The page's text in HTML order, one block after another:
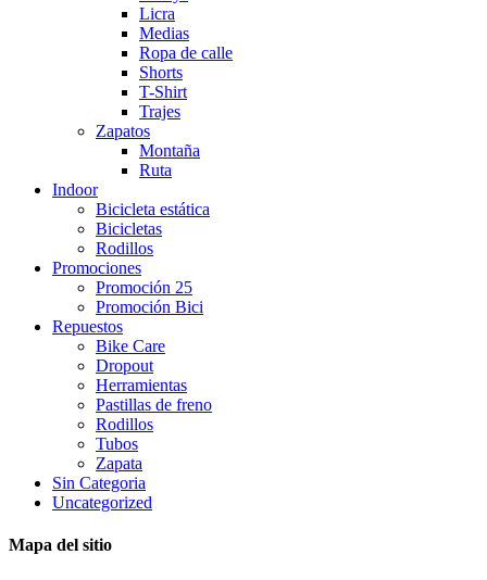
Licra
Medias
Ropa de calle
Shorts
T-Shirt
Trajes
Zapatos
Montaña
Ruta
Indoor
Bicicleta estática
Bicicletas
Rodillos
Promociones
Promoción 25
Promoción Bici
Repuestos
Bike Care
Dropout
Herramientas
Pastillas de freno
Rodillos
Tubos
Zapata
Sin Categoria
Uncategorized
Mapa del sitio